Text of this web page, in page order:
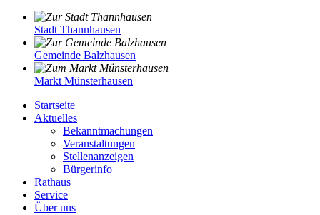
Stadt Thannhausen
Gemeinde Balzhausen
Markt Münsterhausen
Startseite
Aktuelles
Bekanntmachungen
Veranstaltungen
Stellenanzeigen
Bürgerinfo
Rathaus
Service
Über uns